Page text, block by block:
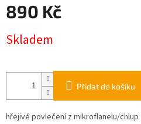
890 Kč
cena:
Skladem
Přidat do košíku
hřejivé povlečení z mikroflanelu/chlup